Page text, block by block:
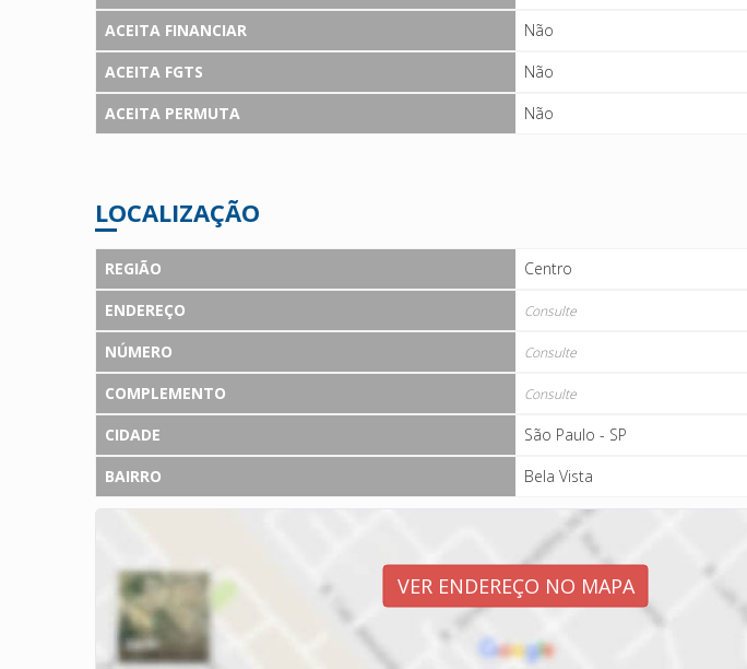
ACEITA FINANCIAR
Não
ACEITA FGTS
Não
ACEITA PERMUTA
Não
LOCALIZAÇÃO
REGIÃO
Centro
ENDEREÇO
Consulte
NÚMERO Consulte
COMPLEMENTO Consulte
CIDADE
São Paulo - SP
BAIRRO
Bela Vista
VER ENDEREÇO NO MAPA